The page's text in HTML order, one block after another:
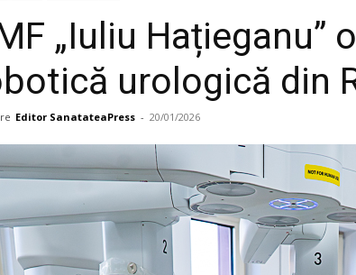
„Iuliu
urologică din
Editor SanatateaPress - 20/01/2026